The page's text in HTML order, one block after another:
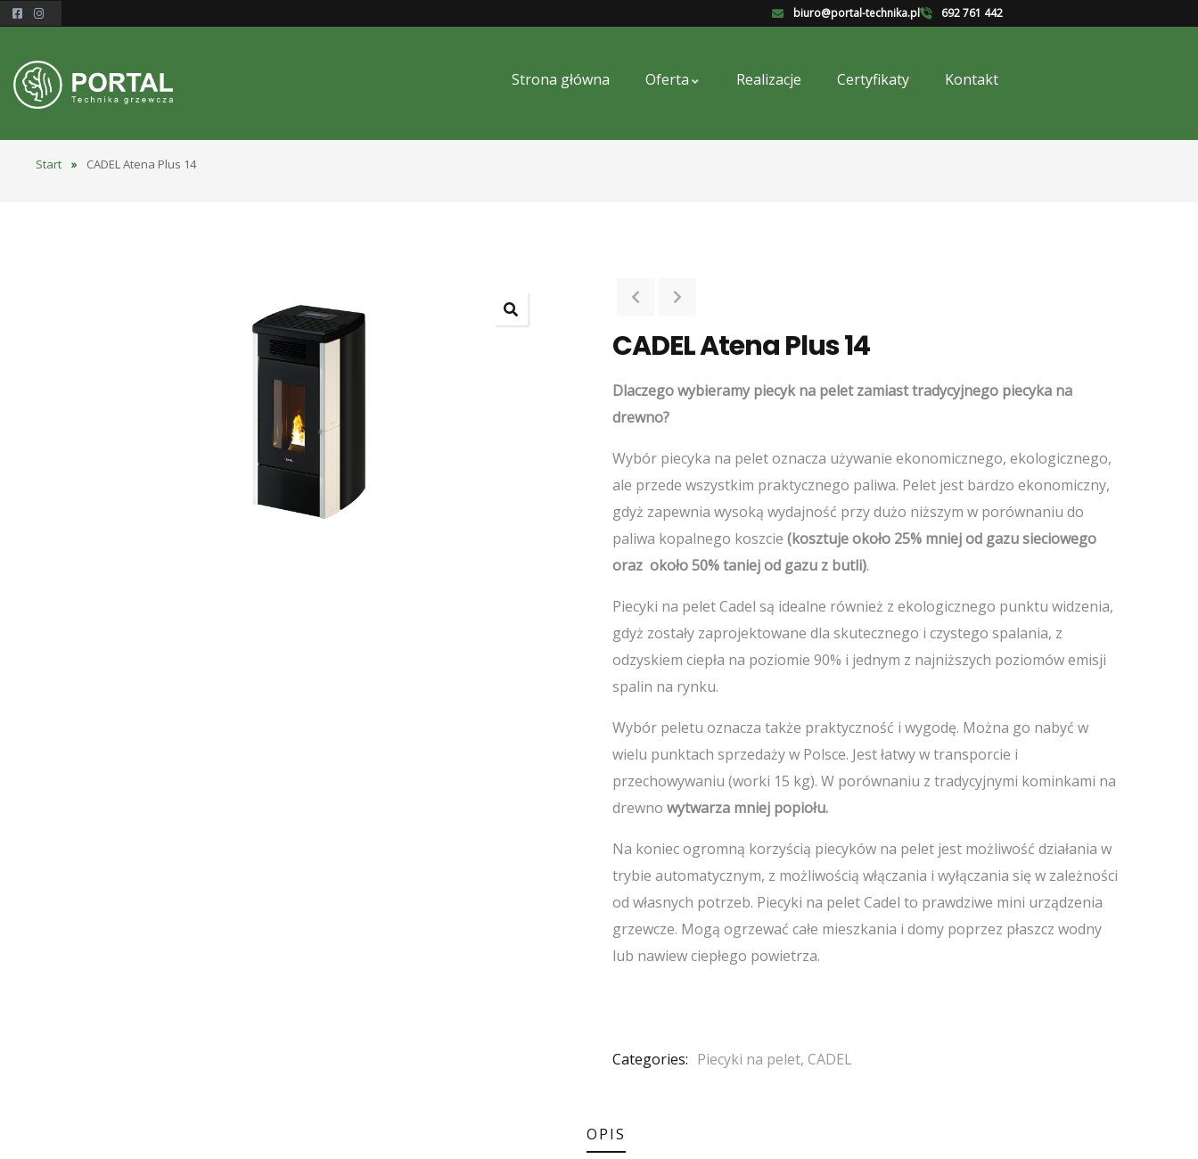
biuro@portal-technika.pl 692 761 442
Strona główna Oferta Realizacje Certyfikaty Kontakt
Start » CADEL Atena Plus 14
CADEL Atena Plus 14
Dlaczego wybieramy piecyk na pelet zamiast tradycyjnego piecyka na
drewno?
Wybór piecyka na pelet oznacza używanie ekonomicznego, ekologicznego,
ale przede wszystkim praktycznego paliwa. Pelet jest bardzo ekonomiczny,
gdyż zapewnia wysoką wydajność przy dużo niższym w porównaniu do
paliwa kopalnego koszcie (kosztuje około 25% mniej od gazu sieciowego
oraz około 50% taniej od gazu z butli).
Piecyki na pelet Cadel są idealne również z ekologicznego punktu widzenia,
gdyż zostały zaprojektowane dla skutecznego i czystego spalania, z
odzyskiem ciepła na poziomie 90% i jednym z najniższych poziomów emisji
spalin na rynku.
Wybór peletu oznacza także praktyczność i wygodę. Można go nabyć w
wielu punktach sprzedaży w Polsce. Jest łatwy w transporcie i
przechowywaniu (worki 15 kg). W porównaniu z tradycyjnymi kominkami na
drewno wytwarza mniej popiołu.
Na koniec ogromną korzyścią piecyków na pelet jest możliwość działania w
trybie automatycznym, z możliwością włączania i wyłączania się w zależności
od własnych potrzeb. Piecyki na pelet Cadel to prawdziwe mini urządzenia
grzewcze. Mogą ogrzewać całe mieszkania i domy poprzez płaszcz wodny
lub nawiew ciepłego powietrza.
Categories: Piecyki na pelet, CADEL
OPIS